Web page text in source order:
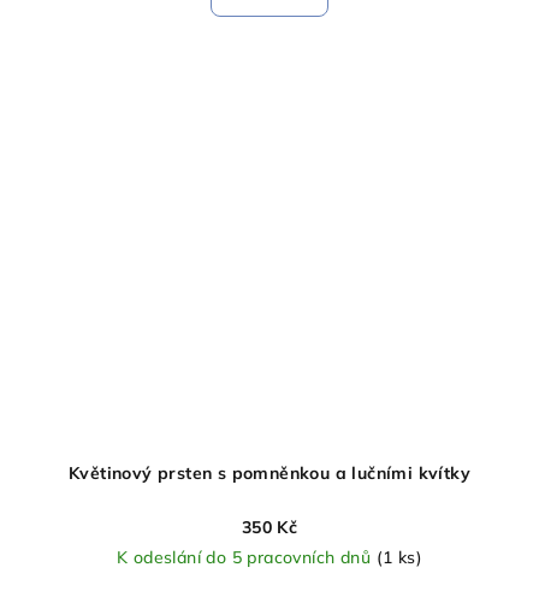
Květinový prsten s pomněnkou a lučními kvítky
350 Kč
K odeslání do 5 pracovních dnů (1 ks)